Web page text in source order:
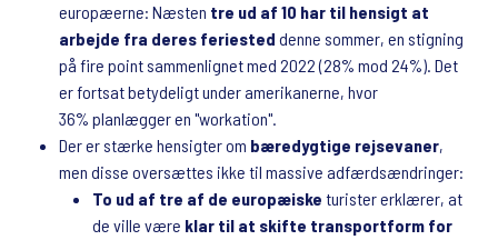
europæerne: Næsten tre ud af 10 har til hensigt at
arbejde fra deres feriested denne sommer, en stigning
på fire point sammenlignet med 2022 (28% mod 24%). Det
er fortsat betydeligt under amerikanerne, hvor
36% planlægger en "workation".
Der er stærke hensigter om bæredygtige rejsevaner,
men disse oversættes ikke til massive adfærdsændringer:
To ud af tre af de europæiske turister erklærer, at
de ville være klar til at skifte transportform for